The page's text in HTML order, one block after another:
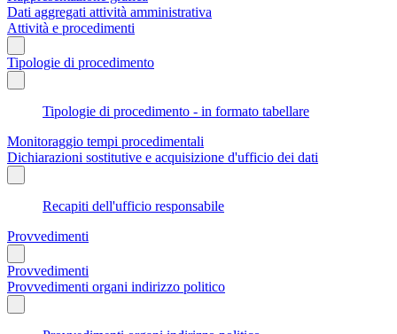
Dati aggregati attività amministrativa
Attività e procedimenti
Tipologie di procedimento
Tipologie di procedimento - in formato tabellare
Monitoraggio tempi procedimentali
Dichiarazioni sostitutive e acquisizione d'ufficio dei dati
Recapiti dell'ufficio responsabile
Provvedimenti
Provvedimenti
Provvedimenti organi indirizzo politico